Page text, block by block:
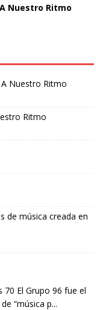
Nuestro Ritmo
Nuestro Ritmo
Ritmo
de música creada en
70 El Grupo 96 fue el
“música p...